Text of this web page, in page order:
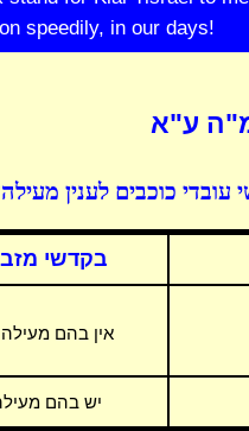
speedily, in our days!
ע"א
עובדי כוכבים לענין
בקדשי
אין בהם מעילה
יש בהם